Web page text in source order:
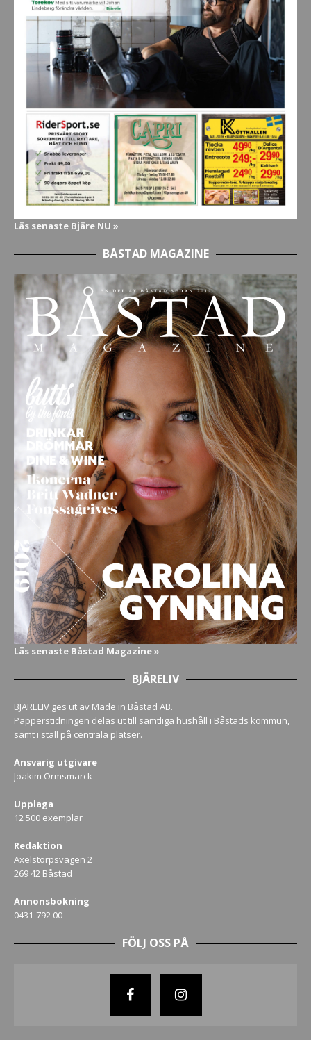
Läs senaste Bjäre NU »
BÅSTAD MAGAZINE
Läs senaste Båstad Magazine »
BJÄRELIV
BJÄRELIV ges ut av Made in Båstad AB.
Papperstidningen delas ut till samtliga hushåll i Båstads kommun,
samt i ställ på centrala platser.
Ansvarig utgivare
Joakim Ormsmarck
Upplaga
12 500 exemplar
Redaktion
Axelstorpsvägen 2
269 42 Båstad
Annonsbokning
0431-792 00
FÖLJ OSS PÅ